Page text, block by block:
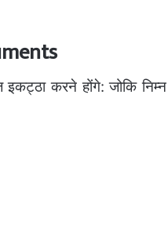
करने होंगे: जोकि निम्न